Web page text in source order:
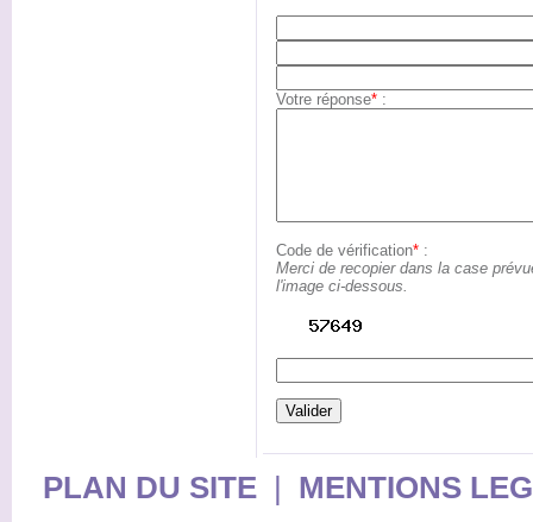
Votre réponse*:
Code de vérification*:
Merci de recopier dans la case
l'image ci-dessous.
PLAN DU SITE| MENTIONS